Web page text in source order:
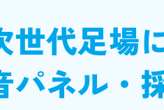
世代足場
パネル・